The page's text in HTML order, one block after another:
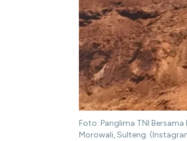
Foto: Panglima TNI
Morowali, Sulteng.